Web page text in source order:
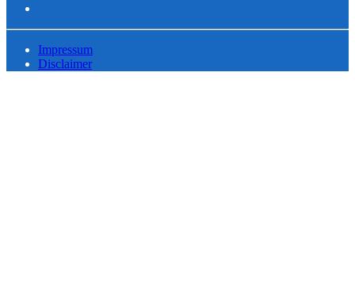
Impressum
Disclaimer